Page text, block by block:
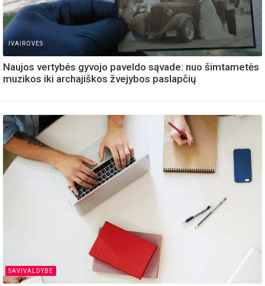
IVAIROVES
Naujos vertybės gyvojo paveldo sąvade: nuo šimtametės
muzikos iki archajiškos žvejybos paslapčių
SAVIVALDYBE